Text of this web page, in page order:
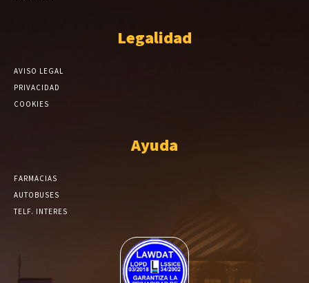
Legalidad
AVISO LEGAL
PRIVACIDAD
COOKIES
Ayuda
FARMACIAS
AUTOBUSES
TELF. INTERES